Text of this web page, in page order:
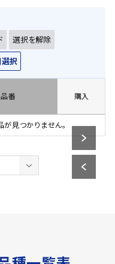
選択を解除
択
番 購入
見つかりません。